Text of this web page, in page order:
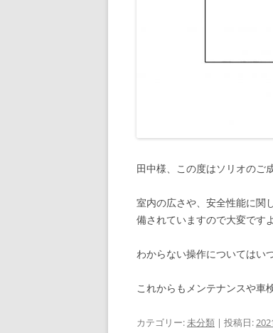
田中様、この度はソリオのご
室内の広さや、安全性能に関
備されていますので大変ですよ
わからない操作についてはい
これからもメンテナンスや車
カテゴリー:未分類 | 投稿日: